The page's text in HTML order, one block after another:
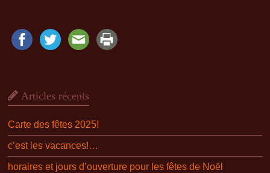
Articles récents
Carte des fêtes 2025!
c’est les vacances!…
horaires et jours d’ouverture pour les fêtes de Noël